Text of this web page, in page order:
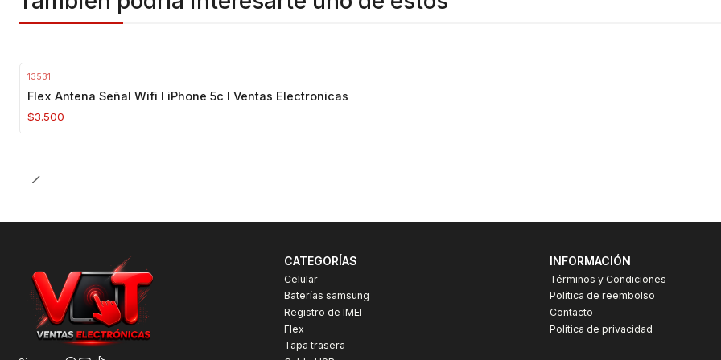
13531
Flex Antena Señal Wifi I iPhone 5c I Ventas Electronicas
$3.500
CATEGORÍAS
Celular
Baterías samsung
Registro de IMEI
Flex
Tapa trasera
INFORMACIÓN
Términos y Condiciones
Política de reembolso
Contacto
Política de privacidad